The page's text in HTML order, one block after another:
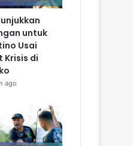
untuk
Usai
Krisis di
ago